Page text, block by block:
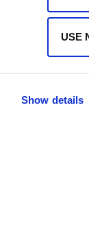
Show details
USE